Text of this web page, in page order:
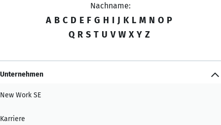
Nachname:
A B C D E F G H I J K L M N O P
Q R S T U V W X Y Z
Unternehmen
New Work SE
Karriere